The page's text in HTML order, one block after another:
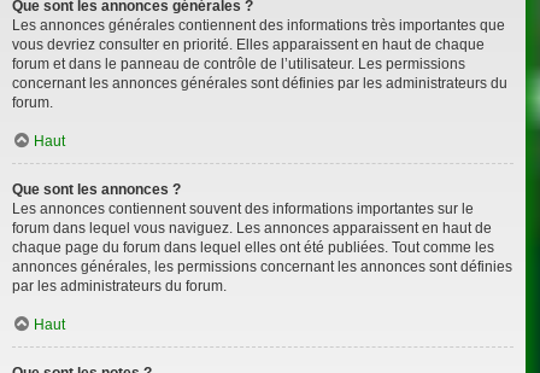
Que sont les annonces générales ?
Les annonces générales contiennent des informations très importantes que
vous devriez consulter en priorité. Elles apparaissent en haut de chaque
forum et dans le panneau de contrôle de l’utilisateur. Les permissions
concernant les annonces générales sont définies par les administrateurs du
forum.
Haut
Que sont les annonces ?
Les annonces contiennent souvent des informations importantes sur le
forum dans lequel vous naviguez. Les annonces apparaissent en haut de
chaque page du forum dans lequel elles ont été publiées. Tout comme les
annonces générales, les permissions concernant les annonces sont définies
par les administrateurs du forum.
Haut